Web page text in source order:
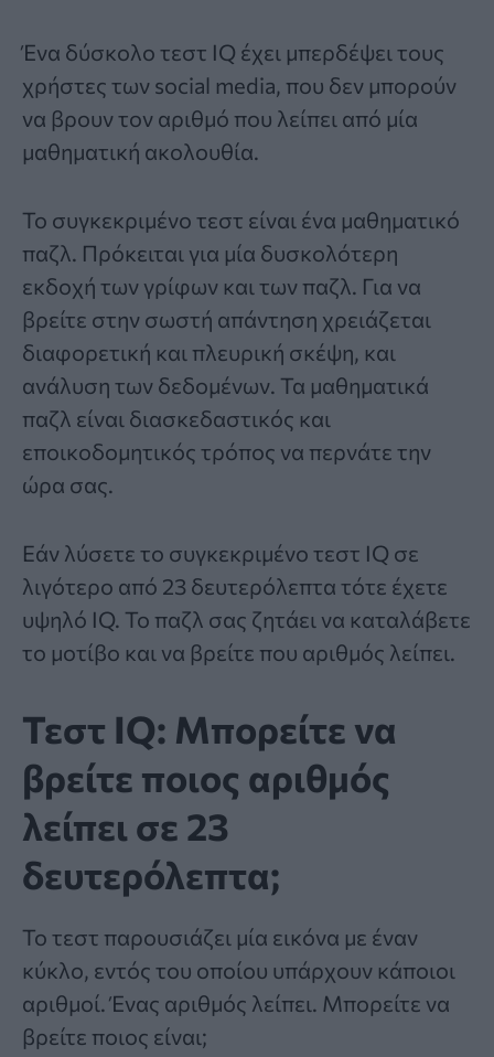
Ένα δύσκολο τεστ IQ έχει μπερδέψει τους
χρήστες των social media, που δεν μπορούν
να βρουν τον αριθμό που λείπει από μία
μαθηματική ακολουθία.
Το συγκεκριμένο τεστ είναι ένα μαθηματικό
παζλ. Πρόκειται για μία δυσκολότερη
εκδοχή των γρίφων και των παζλ. Για να
βρείτε στην σωστή απάντηση χρειάζεται
διαφορετική και πλευρική σκέψη, και
ανάλυση των δεδομένων. Τα μαθηματικά
παζλ είναι διασκεδαστικός και
εποικοδομητικός τρόπος να περνάτε την
ώρα σας.
Εάν λύσετε το συγκεκριμένο τεστ IQ σε
λιγότερο από 23 δευτερόλεπτα τότε έχετε
υψηλό IQ. Το παζλ σας ζητάει να καταλάβετε
το μοτίβο και να βρείτε που αριθμός λείπει.
Τεστ IQ: Μπορείτε να
βρείτε ποιος αριθμός
λείπει σε 23
δευτερόλεπτα;
To τεστ παρουσιάζει μία εικόνα με έναν
κύκλο, εντός του οποίου υπάρχουν κάποιοι
αριθμοί. Ένας αριθμός λείπει. Μπορείτε να
βρείτε ποιος είναι;